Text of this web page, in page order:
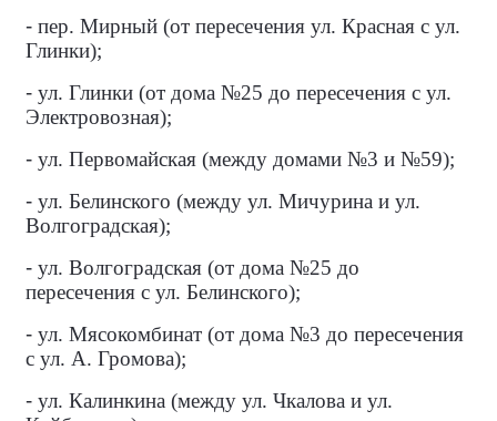
- пер. Мирный (от пересечения ул. Красная с ул.
Глинки);
- ул. Глинки (от дома №25 до пересечения с ул.
Электровозная);
- ул. Первомайская (между домами №3 и №59);
- ул. Белинского (между ул. Мичурина и ул.
Волгоградская);
- ул. Волгоградская (от дома №25 до
пересечения с ул. Белинского);
- ул. Мясокомбинат (от дома №3 до пересечения
с ул. А. Громова);
- ул. Калинкина (между ул. Чкалова и ул.